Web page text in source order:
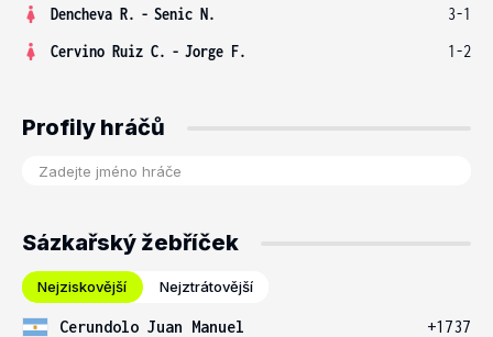
Dencheva R. - Senic N.
3-1
Cervino Ruiz C. - Jorge F. 1-2
Profily hráčů
Sázkařský žebříček
Nejziskovější Nejztrátovější
Cerundolo Juan Manuel
+1737